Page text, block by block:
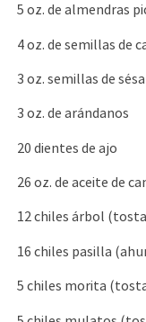
5 oz. de almendras
4 oz. de semillas de
3 oz. semillas de
3 oz. de arándanos
20 dientes de ajo
26 oz. de aceite de
12 chiles árbol
16 chiles pasilla
5 chiles morita